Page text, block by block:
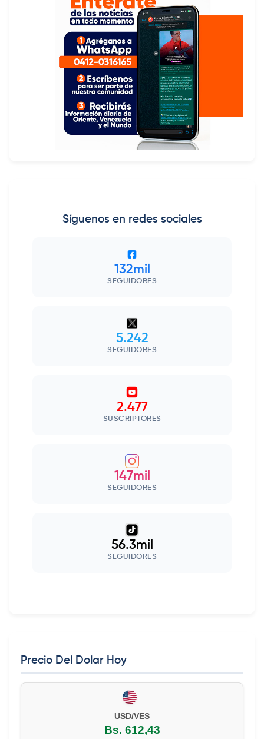
Síguenos en redes sociales
132mil
SEGUIDORES
5.242
SEGUIDORES
2.477
SUSCRIPTORES
147mil
SEGUIDORES
56.3mil
SEGUIDORES
Precio Del Dolar Hoy
EUR/VES
Bs. 702,42